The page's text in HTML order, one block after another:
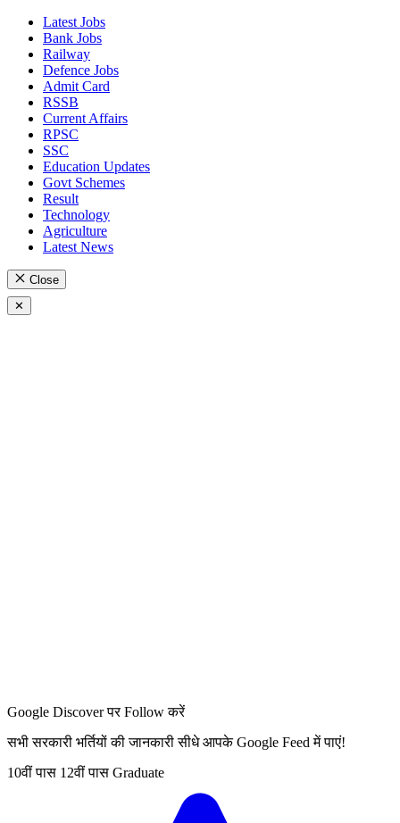
Latest Jobs
Bank Jobs
Railway
Defence Jobs
Admit Card
RSSB
Current Affairs
RPSC
SSC
Education Updates
Govt Schemes
Result
Technology
Agriculture
Latest News
Close
✕
Google Discover पर Follow करें
सभी सरकारी भर्तियों की जानकारी सीधे आपके Google Feed में पाएं!
10वीं पास 12वीं पास Graduate